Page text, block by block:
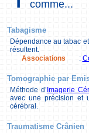
comme...
Tabagisme
Dépendance au tabac
résultent.
Associations
:
Tomographie par
Méthode d’ Imagerie
avec une précision et
cérébral.
Traumatisme Crânien